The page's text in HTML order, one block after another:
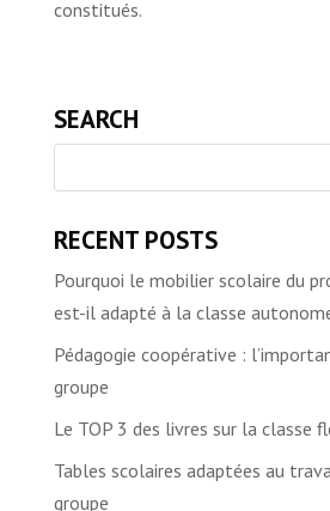
constitués.
SEARCH
RECENT POSTS
Pourquoi le mobilier scolaire du
est-il adapté à la classe
Pédagogie coopérative :
groupe
Le TOP 3 des livres sur la classe
Tables scolaires adaptées au
groupe